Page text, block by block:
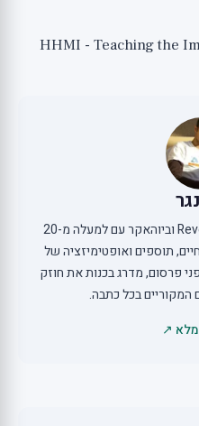
HHMI - Teaching the
ניר נגר, מייסד ועורך Reverse Aging וביוהאקר עם למעלה מ-20
תוספים ואופטימיזציה של
פרסום, מדרג בכנות את חוזק
המקוריים בכל כתבה.
מלא ↗